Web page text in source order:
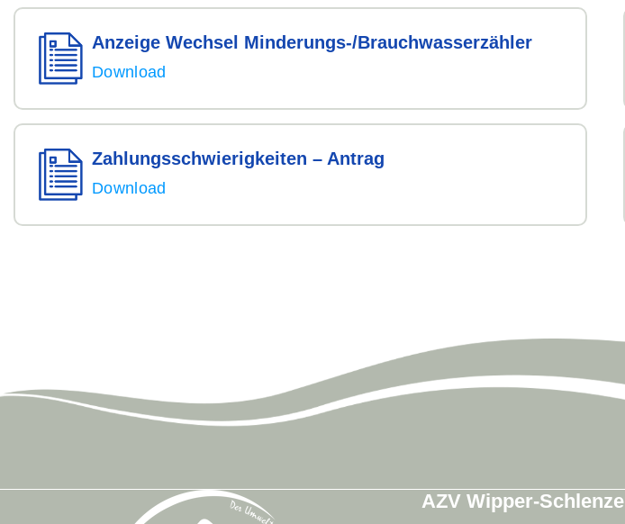
Anzeige Wechsel Minderungs-/Brauch­wasser­zähler
Download
Zahlungs­schwierig­keiten – Antrag
Download
AZV Wipper-Schlenze